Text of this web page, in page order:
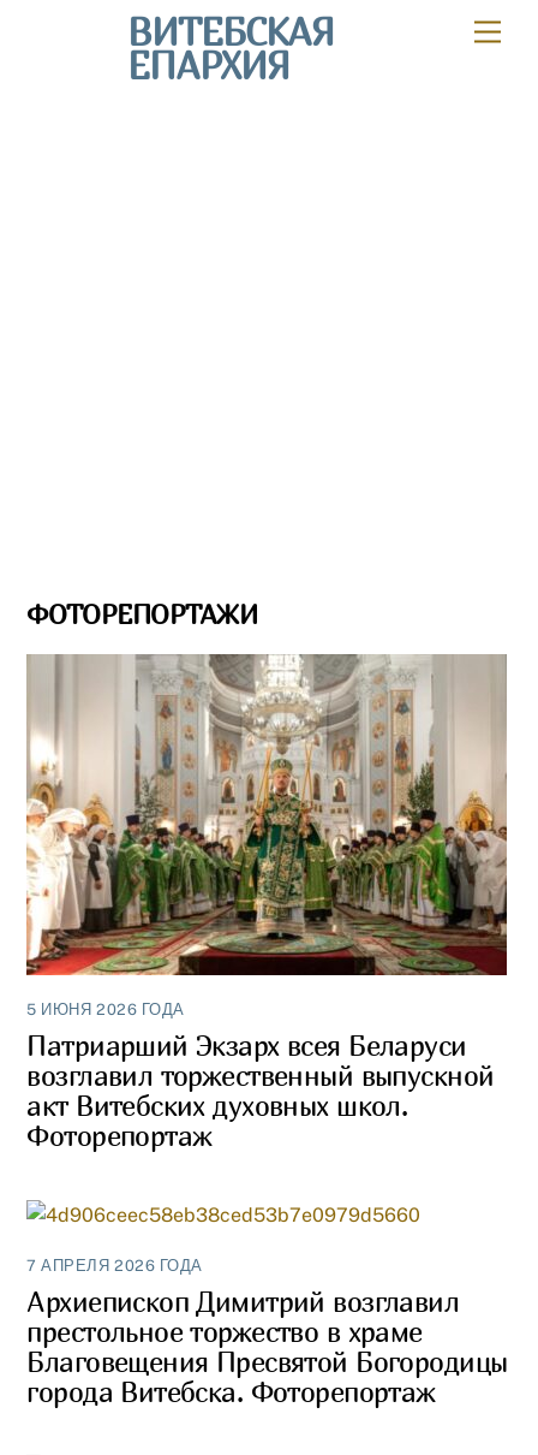
ВИТЕБСКАЯ
ЕПАРХИЯ
ФОТОРЕПОРТАЖИ
5 ИЮНЯ 2026 ГОДА
Патриарший Экзарх всея Беларуси
возглавил торжественный выпускной
акт Витебских духовных школ.
Фоторепортаж
7 АПРЕЛЯ 2026 ГОДА
Архиепископ Димитрий возглавил
престольное торжество в храме
Благовещения Пресвятой Богородицы
города Витебска. Фоторепортаж